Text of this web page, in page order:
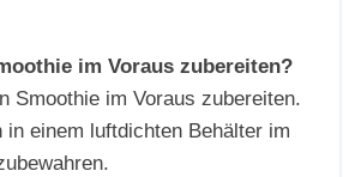
im Voraus zubereiten?
Smoothie im Voraus zubereiten.
in einem luftdichten Behälter im